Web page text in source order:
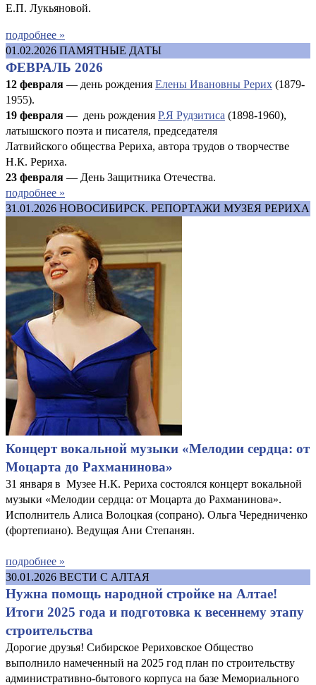
Е.П. Лукьяновой.
подробнее »
01.02.2026 ПАМЯТНЫЕ ДАТЫ
ФЕВРАЛЬ 2026
12 февраля — день рождения Елены Ивановны Рерих (1879-
1955).
19 февраля — день рождения Р.Я Рудзитиса (1898-1960),
латышского поэта и писателя, председателя
Латвийского общества Рериха, автора трудов о творчестве
Н.К. Рериха.
23 февраля — День Защитника Отечества.
подробнее »
31.01.2026 НОВОСИБИРСК. РЕПОРТАЖИ МУЗЕЯ РЕРИХА
Концерт вокальной музыки «Мелодии сердца: от
Моцарта до Рахманинова»
31 января в Музее Н.К. Рериха состоялся концерт вокальной
музыки «Мелодии сердца: от Моцарта до Рахманинова».
Исполнитель Алиса Волоцкая (сопрано). Ольга Чередниченко
(фортепиано). Ведущая Ани Степанян.
подробнее »
30.01.2026 ВЕСТИ С АЛТАЯ
Нужна помощь народной стройке на Алтае!
Итоги 2025 года и подготовка к весеннему этапу
строительства
Дорогие друзья! Сибирское Рериховское Общество
выполнило намеченный на 2025 год план по строительству
административно-бытового корпуса на базе Мемориального